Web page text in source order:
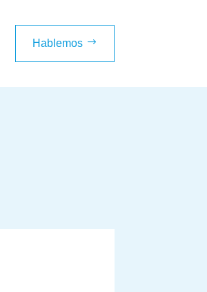
Hablemos $